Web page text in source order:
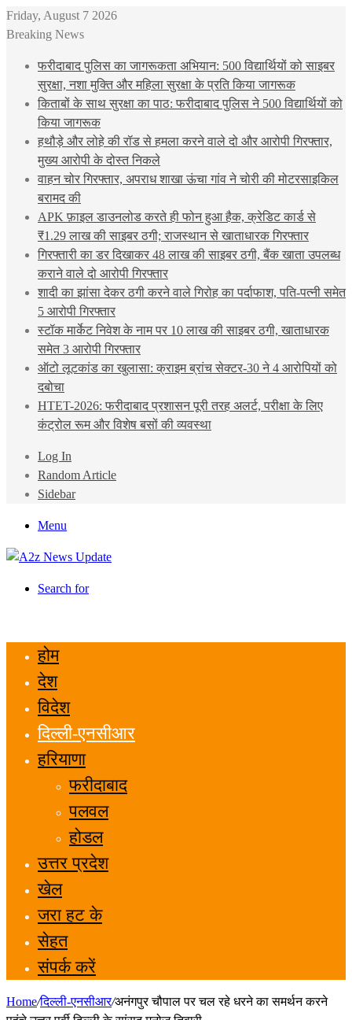
Friday, August 7 2026
Breaking News
फरीदाबाद पुलिस का जागरूकता अभियान: 500 विद्यार्थियों को साइबर
सुरक्षा, नशा मुक्ति और महिला सुरक्षा के प्रति किया जागरूक
किताबों के साथ सुरक्षा का पाठ: फरीदाबाद पुलिस ने 500 विद्यार्थियों को
किया जागरूक
हथौड़े और लोहे की रॉड से हमला करने वाले दो और आरोपी गिरफ्तार,
मुख्य आरोपी के दोस्त निकले
वाहन चोर गिरफ्तार, अपराध शाखा ऊंचा गांव ने चोरी की मोटरसाइकिल
बरामद की
APK फ़ाइल डाउनलोड करते ही फोन हुआ हैक, क्रेडिट कार्ड से
₹1.29 लाख की साइबर ठगी; राजस्थान से खाताधारक गिरफ्तार
गिरफ्तारी का डर दिखाकर 48 लाख की साइबर ठगी, बैंक खाता उपलब्ध
कराने वाले दो आरोपी गिरफ्तार
शादी का झांसा देकर ठगी करने वाले गिरोह का पर्दाफाश, पति-पत्नी समेत
5 आरोपी गिरफ्तार
स्टॉक मार्केट निवेश के नाम पर 10 लाख की साइबर ठगी, खाताधारक
समेत 3 आरोपी गिरफ्तार
ऑटो लूटकांड का खुलासा: क्राइम ब्रांच सेक्टर-30 ने 4 आरोपियों को
दबोचा
HTET-2026: फरीदाबाद प्रशासन पूरी तरह अलर्ट, परीक्षा के लिए
कंट्रोल रूम और विशेष बसों की व्यवस्था
Log In
Random Article
Sidebar
Menu
Search for
होम
देश
विदेश
दिल्ली-एनसीआर
हरियाणा
फरीदाबाद
पलवल
होडल
उत्तर प्रदेश
खेल
जरा हट के
सेहत
संपर्क करें
Home/दिल्ली-एनसीआर/अनंगपुर चौपाल पर चल रहे धरने का समर्थन करने